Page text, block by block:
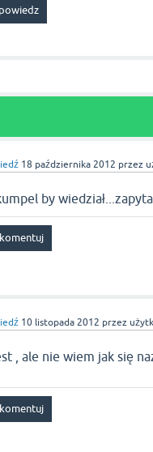
18 października 2012 przez
by
10 listopada 2012 przez
, ale nie wiem jak się